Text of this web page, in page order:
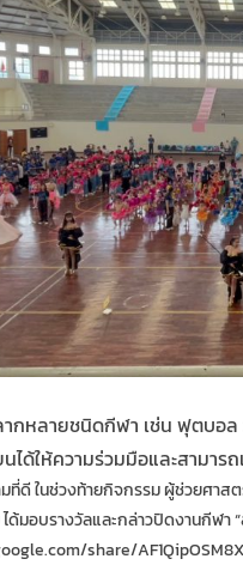
กหลายชนิดกีฬา เช่น ฟุตบอ
ได้ให้ความร่วมมือและสามา
ที่ดี ในช่วงท้ายกิจกรรม ผู้ช่วยศาส
ด้มอบรางวัลและกล่าวปิดงานกีฬา
share/